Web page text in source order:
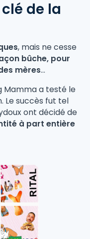
de la
, mais ne cesse
bûche, pour
mères...
Mamma a testé le
Le succès fut tel
ont décidé de
à part entière